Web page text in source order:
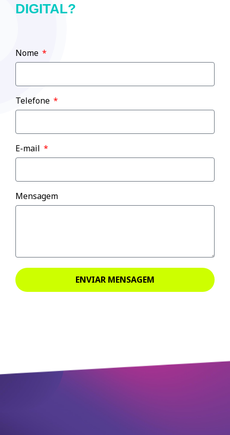
DIGITAL?
Nome
Telefone
E-mail
Mensagem
ENVIAR MENSAGEM